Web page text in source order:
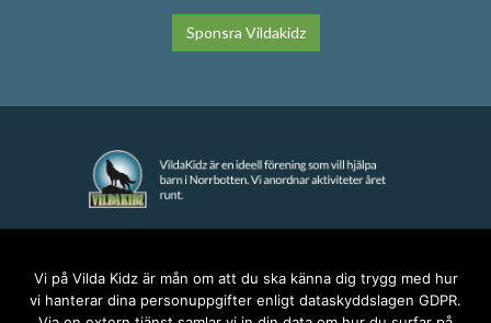
Sponsra Vildakidz
anna@vildakidz.se
Vi på Vilda Kidz är mån om att du ska känna dig trygg med hur
vi hanterar dina personuppgifter enligt dataskyddslagen GDPR.